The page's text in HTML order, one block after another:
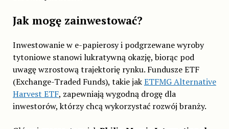
Jak mogę zainwestować?
Inwestowanie w e-papierosy i podgrzewane wyroby
tytoniowe stanowi lukratywną okazję, biorąc pod
uwagę wzrostową trajektorię rynku. Fundusze ETF
(Exchange-Traded Funds), takie jakETFMG Alternative
Harvest ETF, zapewniają wygodną drogę dla
inwestorów, którzy chcą wykorzystać rozwój branży.